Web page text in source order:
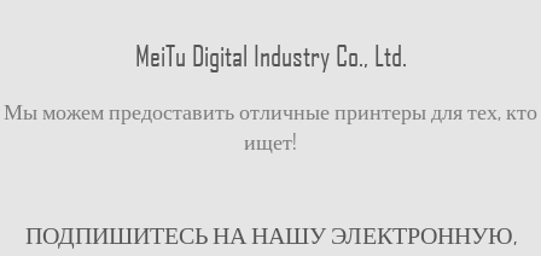
MeiTu Digital Industry Co., Ltd.
Мы можем предоставить отличные принтеры для тех, кто
ищет!
ПОДПИШИТЕСЬ НА НАШУ ЭЛЕКТРОННУЮ,